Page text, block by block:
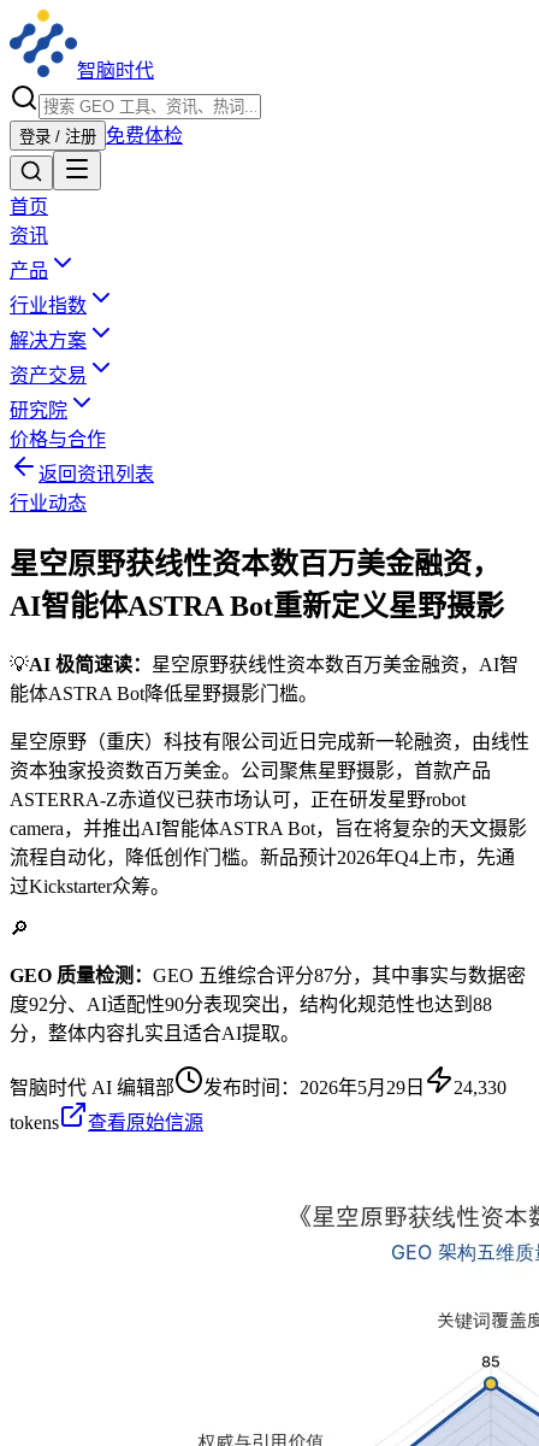
智脑时代
登录 / 注册 免费体检
首页
资讯
产品
行业指数
解决方案
资产交易
研究院
价格与合作
返回资讯列表
行业动态
星空原野获线性资本数百万美金融资，
AI智能体ASTRA Bot重新定义星野摄影
💡AI 极简速读： 星空原野获线性资本数百万美金融资，AI智
能体ASTRA Bot降低星野摄影门槛。
星空原野（重庆）科技有限公司近日完成新一轮融资，由线性
资本独家投资数百万美金。公司聚焦星野摄影，首款产品
ASTERRA-Z赤道仪已获市场认可，正在研发星野robot
camera，并推出AI智能体ASTRA Bot，旨在将复杂的天文摄影
流程自动化，降低创作门槛。新品预计2026年Q4上市，先通
过Kickstarter众筹。
🔎
GEO 质量检测： GEO 五维综合评分87分，其中事实与数据密
度92分、AI适配性90分表现突出，结构化规范性也达到88
分，整体内容扎实且适合AI提取。
智脑时代 AI 编辑部 发布时间： 2026年5月29日
24,330
tokens
查看原始信源